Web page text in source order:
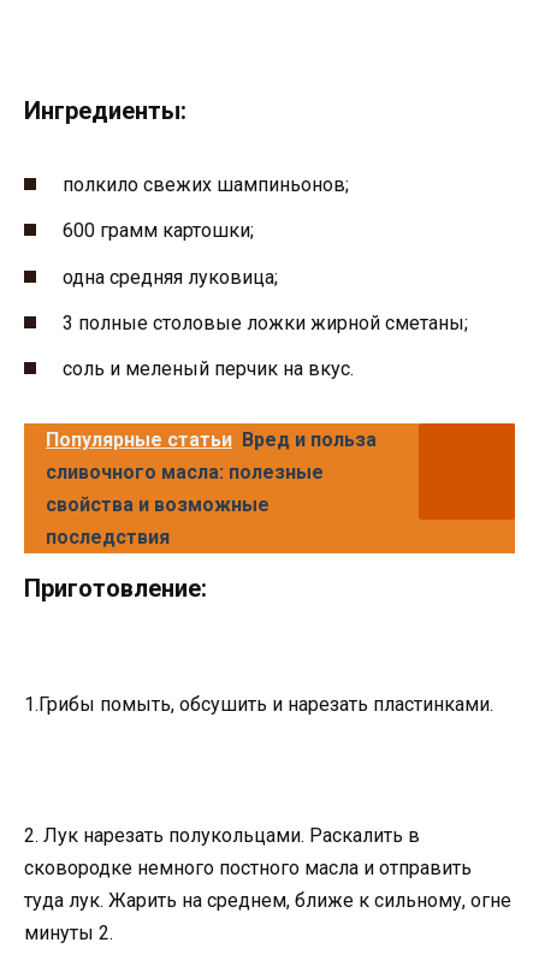
Ингредиенты:
полкило свежих шампиньонов;
600 грамм картошки;
одна средняя луковица;
3 полные столовые ложки жирной сметаны;
соль и меленый перчик на вкус.
Популярные статьи Вред и польза
сливочного масла: полезные
свойства и возможные
последствия
Приготовление:
1.Грибы помыть, обсушить и нарезать пластинками.
2. Лук нарезать полукольцами. Раскалить в
сковородке немного постного масла и отправить
туда лук. Жарить на среднем, ближе к сильному, огне
минуты 2.